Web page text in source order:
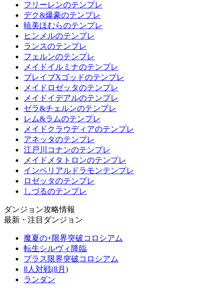
フリーレンのテンプレ
デク&爆豪のテンプレ
暁美ほむらのテンプレ
ヒンメルのテンプレ
ランスのテンプレ
フェルンのテンプレ
メイドイルミナのテンプレ
ブレイブXゴッドのテンプレ
メイドロゼッタのテンプレ
メイドイデアルのテンプレ
ゼラ&チェルンのテンプレ
レム&ラムのテンプレ
メイドクラウディアのテンプレ
アネッタのテンプレ
江戸川コナンのテンプレ
メイドメタトロンのテンプレ
インペリアルドラモンテンプレ
ロゼッタのテンプレ
しづるのテンプレ
ダンジョン攻略情報
最新・注目ダンジョン
魔夏の+限界突破コロシアム
転生シルヴィ降臨
プラス限界突破コロシアム
8人対戦(8月)
ランダン